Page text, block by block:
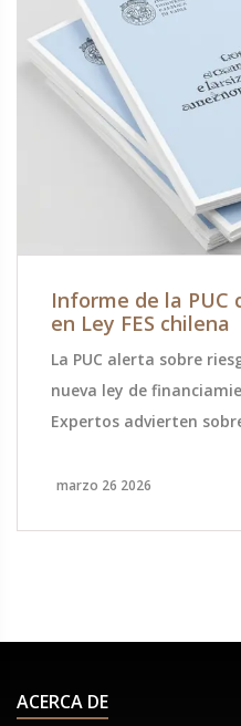
Informe de la PUC
en Ley FES chilena
La PUC alerta sobre
nueva ley de
Expertos advierten
marzo 26 2026
ACERCA DE